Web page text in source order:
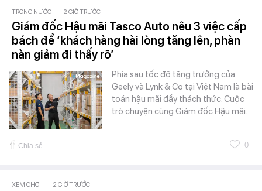
TRONG NƯỚC - 2 GIỜ TRƯỚC
Giám đốc Hậu mãi Tasco Auto nêu 3 việc cấp
bách để ‘khách hàng hài lòng tăng lên, phàn
nàn giảm đi thấy rõ’
Phía sau tốc độ tăng trưởng của
Geely và Lynk & Co tại Việt Nam là bài
toán hậu mãi đầy thách thức. Cuộc
trò chuyện cùng Giám đốc Hậu mãi…
Chia sẻ 0
XEM CHƠI - 2 GIỜ TRƯỚC